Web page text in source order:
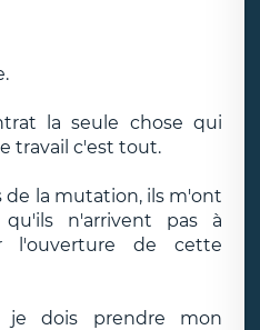
la seule chose qui
travail c'est tout.
de la mutation, ils m'ont
n'arrivent pas à
l'ouverture de cette
je dois prendre mon